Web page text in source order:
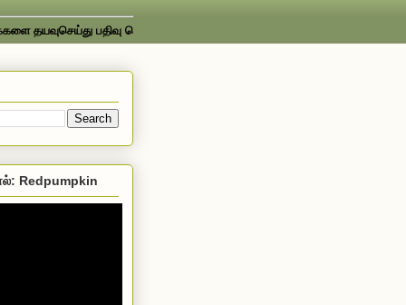
பதிவு செய்யவும்...ஃபேஸ்புக்கில் பார்க்க http://www.facebook.com/
Redpumpkin